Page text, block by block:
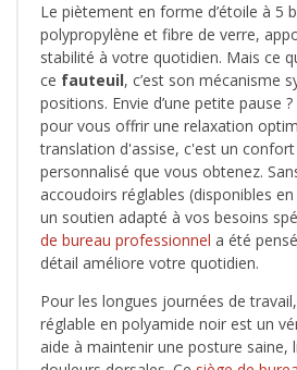
Le piètement en forme d’étoile à 5
polypropylène et fibre de verre,
stabilité à votre quotidien. Mais ce
ce fauteuil, c’est son mécanisme
positions. Envie d’une petite pause
pour vous offrir une relaxation
translation d'assise, c'est un
personnalisé que vous obtenez.
accoudoirs réglables (disponibles
un soutien adapté à vos besoins
de bureau professionnel a été
détail améliore votre quotidien.
Pour les longues journées de
réglable en polyamide noir est un
aide à maintenir une posture saine,